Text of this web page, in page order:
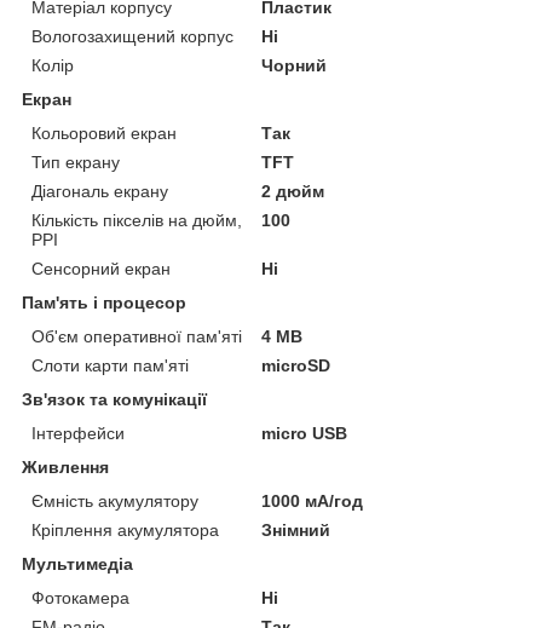
Матеріал корпусу
Пластик
Вологозахищений корпус
Ні
Колір
Чорний
Екран
Кольоровий екран
Так
Тип екрану
TFT
Діагональ екрану
2 дюйм
Кількість пікселів на дюйм,
PPI
100
Сенсорний екран
Ні
Пам'ять і процесор
Об'єм оперативної пам'яті
4 MB
Слоти карти пам'яті
microSD
Зв'язок та комунікації
Інтерфейси
micro USB
Живлення
Ємність акумулятору
1000 мА/год
Кріплення акумулятора
Знімний
Мультимедіа
Фотокамера
Ні